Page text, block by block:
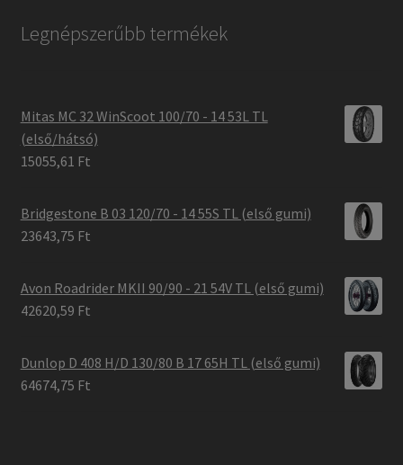
Legnépszerűbb termékek
Mitas MC 32 WinScoot 100/70 - 14 53L TL
(első/hátsó)
15055,61 Ft
Bridgestone B 03 120/70 - 14 55S TL (első gumi)
23643,75 Ft
Avon Roadrider MKII 90/90 - 21 54V TL (első gumi)
42620,59 Ft
Dunlop D 408 H/D 130/80 B 17 65H TL (első gumi)
64674,75 Ft